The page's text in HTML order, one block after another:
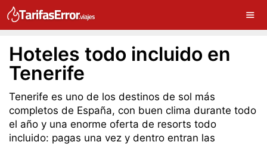
Hoteles todo incluido en
Tenerife
Tenerife es uno de los destinos de sol más
completos de España, con buen clima durante todo
el año y una enorme oferta de resorts todo
incluido: pagas una vez y dentro entran las